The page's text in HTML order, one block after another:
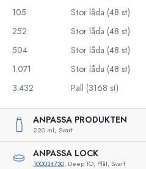
105
Stor låda (48 st)
252
Stor låda (48 st)
504
Stor låda (48 st)
1.071
Stor låda (48 st)
3.432
Pall (3168 st)
ANPASSA PRODUKTEN
220 ml, Svart
ANPASSA LOCK
100034730, Deep TO, Plåt, Svart